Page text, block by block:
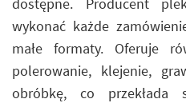
wykonać każde
małe formaty. Oferuje
polerowanie, klejenie,
obróbkę, co przekłada